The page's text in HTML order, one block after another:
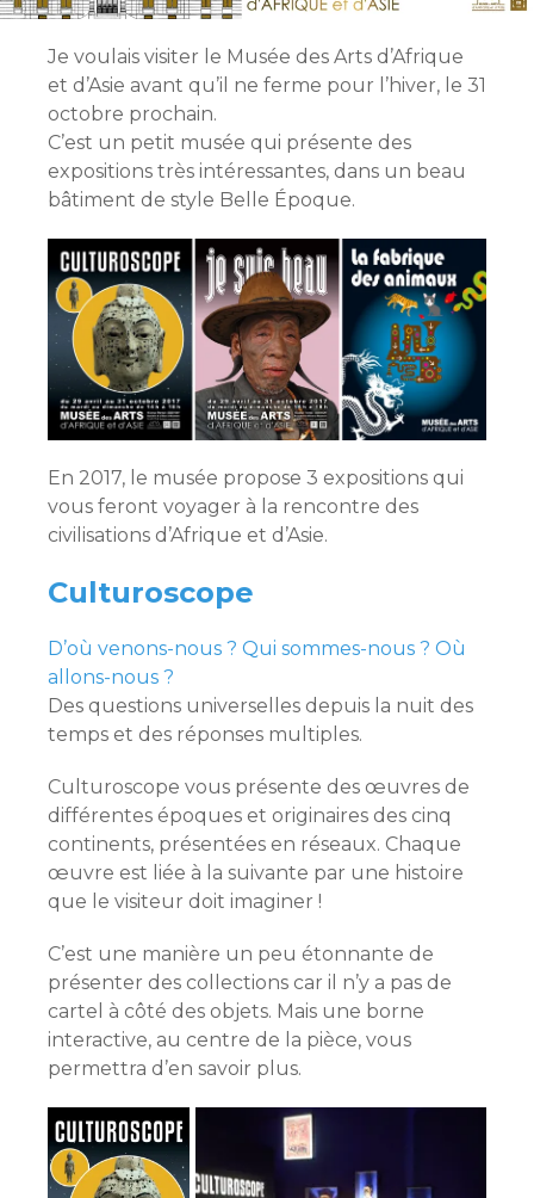
Je voulais visiter le Musée des Arts d’Afrique
et d’Asie avant qu’il ne ferme pour l’hiver, le 31
octobre prochain.
C’est un petit musée qui présente des
expositions très intéressantes, dans un beau
bâtiment de style Belle Époque.
En 2017, le musée propose 3 expositions qui
vous feront voyager à la rencontre des
civilisations d’Afrique et d’Asie.
Culturoscope
D’où venons-nous ? Qui sommes-nous ? Où
allons-nous ?
Des questions universelles depuis la nuit des
temps et des réponses multiples.
Culturoscope vous présente des œuvres de
différentes époques et originaires des cinq
continents, présentées en réseaux. Chaque
œuvre est liée à la suivante par une histoire
que le visiteur doit imaginer !
C’est une manière un peu étonnante de
présenter des collections car il n’y a pas de
cartel à côté des objets. Mais une borne
interactive, au centre de la pièce, vous
permettra d’en savoir plus.